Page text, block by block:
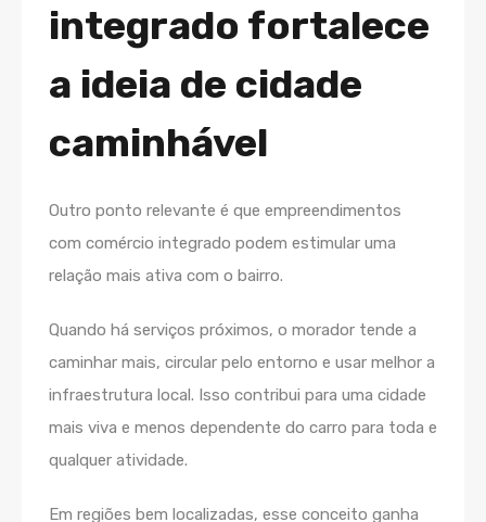
integrado fortalece
a ideia de cidade
caminhável
Outro ponto relevante é que empreendimentos
com comércio integrado podem estimular uma
relação mais ativa com o bairro.
Quando há serviços próximos, o morador tende a
caminhar mais, circular pelo entorno e usar melhor a
infraestrutura local. Isso contribui para uma cidade
mais viva e menos dependente do carro para toda e
qualquer atividade.
Em regiões bem localizadas, esse conceito ganha